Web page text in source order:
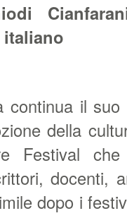
continua il
della
Festival
docenti,
dopo i